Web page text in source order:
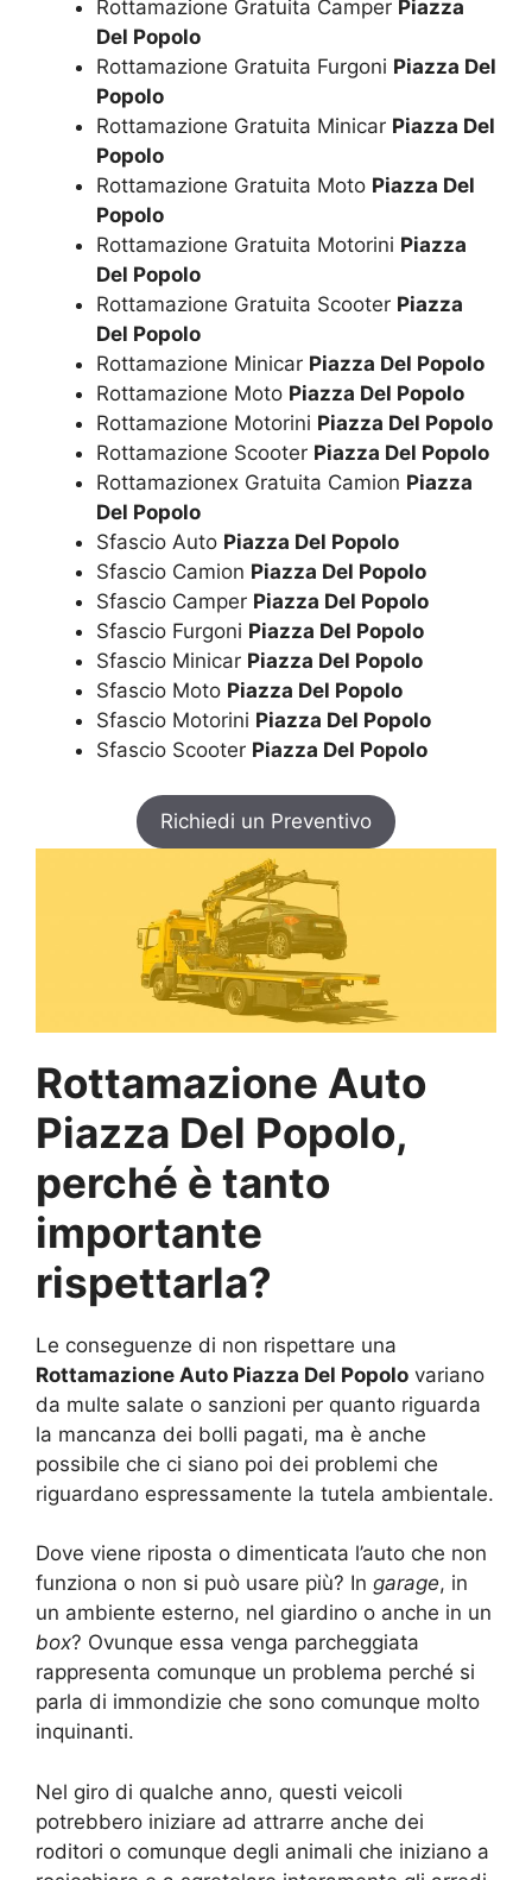
Rottamazione Gratuita Camper Piazza
Del Popolo
Rottamazione Gratuita Furgoni Piazza Del
Popolo
Rottamazione Gratuita Minicar Piazza Del
Popolo
Rottamazione Gratuita Moto Piazza Del
Popolo
Rottamazione Gratuita Motorini Piazza
Del Popolo
Rottamazione Gratuita Scooter Piazza
Del Popolo
Rottamazione Minicar Piazza Del Popolo
Rottamazione Moto Piazza Del Popolo
Rottamazione Motorini Piazza Del Popolo
Rottamazione Scooter Piazza Del Popolo
Rottamazionex Gratuita Camion Piazza
Del Popolo
Sfascio Auto Piazza Del Popolo
Sfascio Camion Piazza Del Popolo
Sfascio Camper Piazza Del Popolo
Sfascio Furgoni Piazza Del Popolo
Sfascio Minicar Piazza Del Popolo
Sfascio Moto Piazza Del Popolo
Sfascio Motorini Piazza Del Popolo
Sfascio Scooter Piazza Del Popolo
Richiedi un Preventivo
Rottamazione Auto
Piazza Del Popolo,
perché è tanto
importante
rispettarla?
Le conseguenze di non rispettare una
Rottamazione Auto Piazza Del Popolo variano
da multe salate o sanzioni per quanto riguarda
la mancanza dei bolli pagati, ma è anche
possibile che ci siano poi dei problemi che
riguardano espressamente la tutela ambientale.
Dove viene riposta o dimenticata l’auto che non
funziona o non si può usare più? In garage, in
un ambiente esterno, nel giardino o anche in un
box? Ovunque essa venga parcheggiata
rappresenta comunque un problema perché si
parla di immondizie che sono comunque molto
inquinanti.
Nel giro di qualche anno, questi veicoli
potrebbero iniziare ad attrarre anche dei
roditori o comunque degli animali che iniziano a